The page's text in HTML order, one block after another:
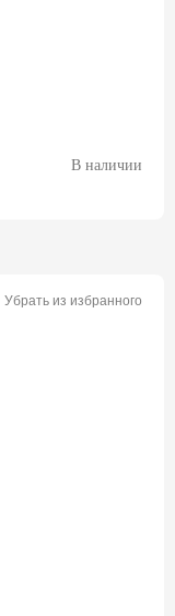
В наличии
Убрать из избранного